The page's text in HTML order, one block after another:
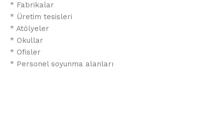
* Fabrikalar
* Üretim tesisleri
* Atölyeler
* Okullar
* Ofisler
* Personel soyunma alanları